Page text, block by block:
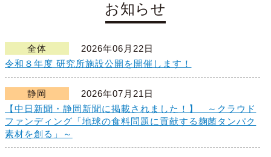
お知らせ
全体
2026年06月22日
令和８年度 研究所施設公開を開催します！
静岡
2026年07月21日
【中日新聞・静岡新聞に掲載されました！】 ～クラウド
ファンディング「地球の食料問題に貢献する麹菌タンパク
素材を創る」～